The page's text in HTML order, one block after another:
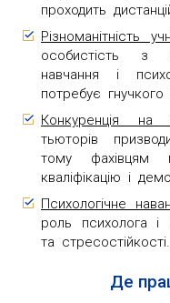
проходить
Різноманітність
особистість з
навчання і
потребує гнучкого
Конкуренція на
тьюторів
тому фахівцям
кваліфікацію і
Психологічне
роль психолога і
та стресостійкості.
Де